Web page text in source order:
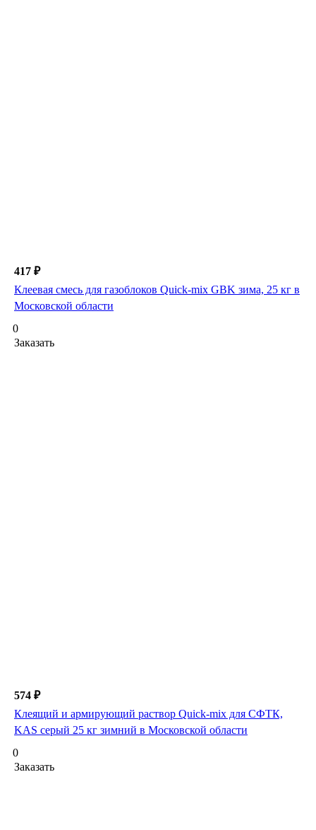
417 ₽
Клеевая смесь для газоблоков Quick-mix GBK зима, 25 кг в
Московской области
0
Заказать
574 ₽
Клеящий и армирующий раствор Quick-mix для СФТК,
KAS серый 25 кг зимний в Московской области
0
Заказать